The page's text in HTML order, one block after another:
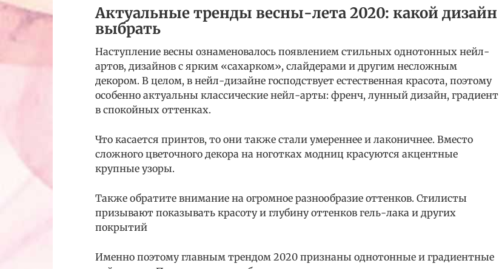
Актуальные тренды весны-лета 2020: какой дизайн
выбрать
Наступление весны ознаменовалось появлением стильных однотонных нейл-
артов, дизайнов с ярким «сахарком», слайдерами и другим несложным
декором. В целом, в нейл-дизайне господствует естественная красота, поэтому
особенно актуальны классические нейл-арты: френч, лунный дизайн, градиент
в спокойных оттенках.
Что касается принтов, то они также стали умереннее и лаконичнее. Вместо
сложного цветочного декора на ноготках модниц красуются акцентные
крупные узоры.
Также обратите внимание на огромное разнообразие оттенков. Стилисты
призывают показывать красоту и глубину оттенков гель-лака и других
покрытий
Именно поэтому главным трендом 2020 признаны однотонные и градиентные